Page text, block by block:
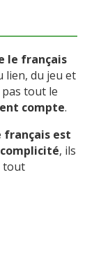
le français
lien, du jeu et
tout le
compte.
français est
, ils
tout